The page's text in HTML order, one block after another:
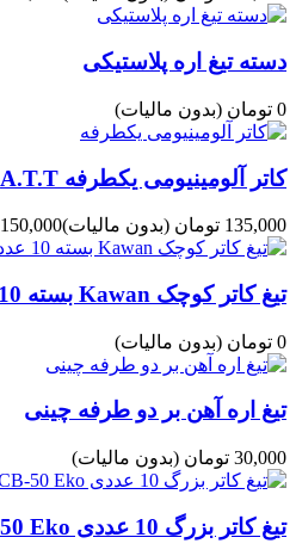
دسته تیغ اره پلاستیکی
0 تومان (بدون مالیات)
کاتر آلومینیومی یکطرفه A.T.T
135,000 تومان (بدون مالیات)150,000 تومان
تیغ کاتر کوچک Kawan بسته 10 عددی
0 تومان (بدون مالیات)
تیغ اره آهن بر دو طرفه چینی
30,000 تومان (بدون مالیات)
تیغ کاتر بزرگ 10 عددی ECB-50 Eko اکو